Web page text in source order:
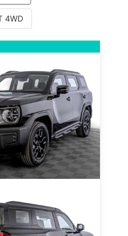
4WD